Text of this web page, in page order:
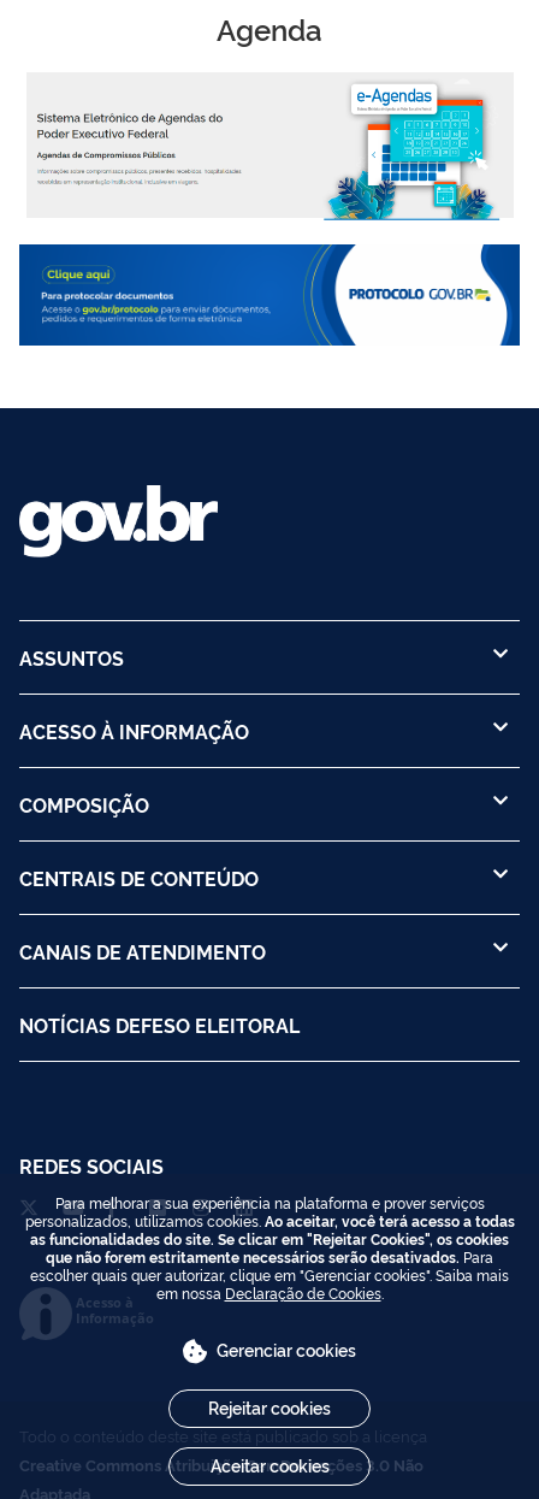
Agenda
ASSUNTOS
ACESSO À INFORMAÇÃO
COMPOSIÇÃO
CENTRAIS DE CONTEÚDO
CANAIS DE ATENDIMENTO
NOTÍCIAS DEFESO ELEITORAL
REDES SOCIAIS
Acesso à
Informação
Todo o conteúdo deste site está publicado sob a licença
Creative Commons Atribuição-SemDerivações 3.0 Não
Adaptada
Para melhorar a sua experiência na plataforma e prover serviços
personalizados, utilizamos cookies. Ao aceitar, você terá acesso a todas
as funcionalidades do site. Se clicar em "Rejeitar Cookies", os cookies
que não forem estritamente necessários serão desativados. Para
escolher quais quer autorizar, clique em "Gerenciar cookies". Saiba mais
em nossa Declaração de Cookies.
Gerenciar cookies
Rejeitar cookies
Aceitar cookies